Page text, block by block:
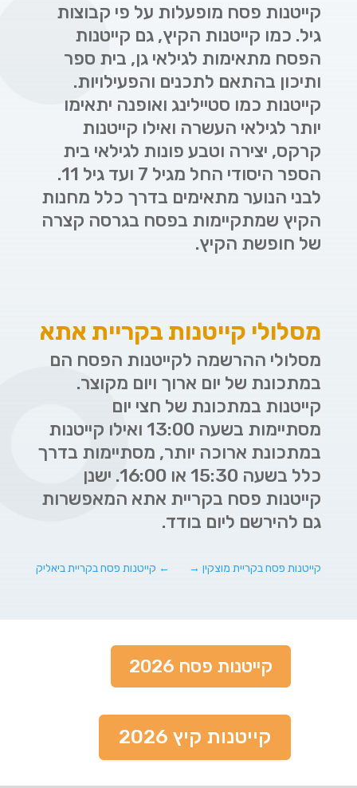
קייטנות פסח מופעלות על פי קבוצות
גיל. כמו קייטנות הקיץ, גם קייטנות
הפסח מתאימות לגילאי גן, בית ספר
ותיכון בהתאם לתכנים והפעילויות.
קייטנות כמו סטיילינג ואופנה יתאימו
יותר לגילאי העשרה ואילו קייטנות
קרקס, יצירה וטבע פונות לגילאי בית
הספר היסודי החל מגיל 7 ועד גיל 11.
לבני הנוער מתאימים בדרך כלל מחנות
הקיץ שמתקיימות בפסח בגרסה קצרה
של חופשת הקיץ.
מסלולי קייטנות בקריית אתא
מסלולי ההרשמה לקייטנות הפסח הם
במתכונת של יום ארוך ויום מקוצר.
קייטנות במתכונת של חצי יום
מסתיימות בשעה 13:00 ואילו קייטנות
במתכונת ארוכה יותר, מסתיימות בדרך
כלל בשעה 15:30 או 16:00. ישנן
קייטנות פסח בקריית אתא המאפשרות
גם להירשם ליום בודד.
← קייטנות פסח בקריית ביאליק קייטנות פסח בקריית מוצקין→
קייטנות פסח 2026
קייטנות קיץ 2026